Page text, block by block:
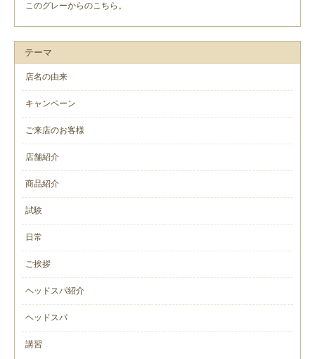
このグレーからのこちら。
テーマ
店名の由来
キャンペーン
ご来店のお客様
店舗紹介
商品紹介
試験
日常
ご挨拶
ヘッドスパ紹介
ヘッドスパ
講習